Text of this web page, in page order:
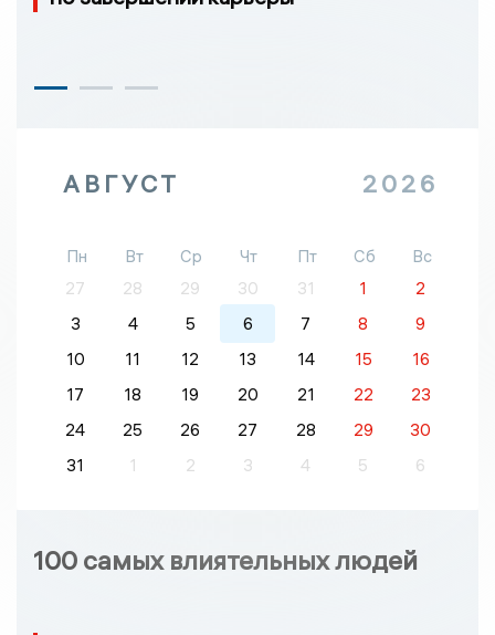
АВГУСТ 2026
Пн Вт Ср Чт Пт Сб
Вс
27
28 29 30 31 1
2
3
4 5 6 7 8
9
10
11 12 13 14 15
16
17
18 19 20 21 22
23
24
25 26 27 28 29
30
31
1 2 3 4 5 6
100 самых влиятельных людей